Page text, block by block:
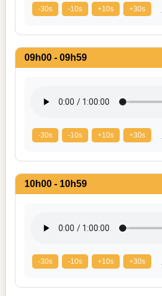
-30s -10s +10s +30s
09h00 - 09h59
-30s -10s +10s +30s
10h00 - 10h59
-30s -10s +10s +30s